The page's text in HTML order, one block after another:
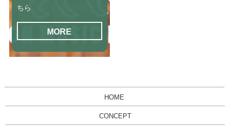
ちら
MORE
HOME
CONCEPT